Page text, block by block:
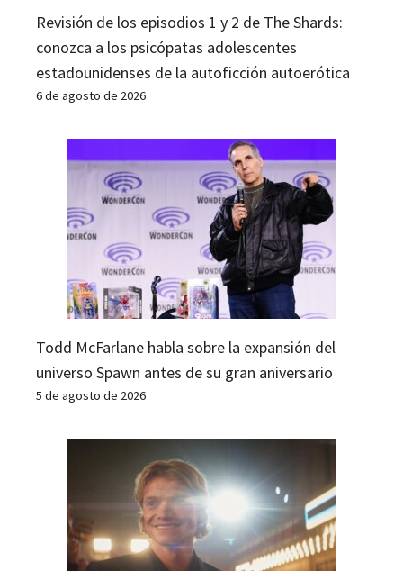
Revisión de los episodios 1 y 2 de The Shards:
conozca a los psicópatas adolescentes
estadounidenses de la autoficción autoerótica
6 de agosto de 2026
Todd McFarlane habla sobre la expansión del
universo Spawn antes de su gran aniversario
5 de agosto de 2026